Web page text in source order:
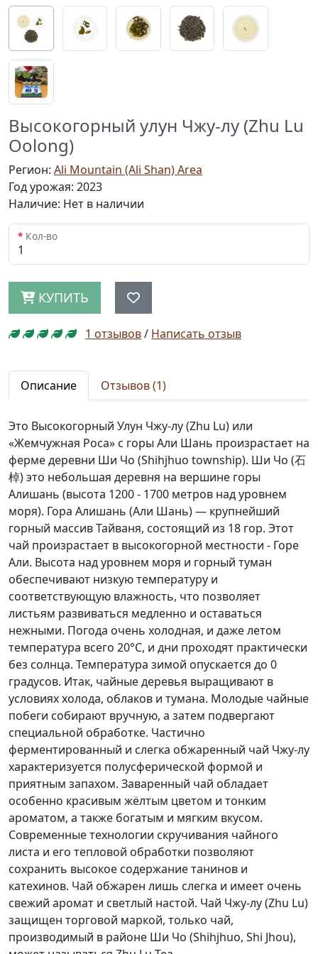
Высокогорный улун Чжу-лу (Zhu Lu
Oolong)
Регион: Ali Mountain (Ali Shan) Area
Год урожая: 2023
Наличие: Нет в наличии
Кол-во
КУПИТЬ
1 отзывов/ Написать отзыв
Описание Отзывов (1)
Это Высокогорный Улун Чжу-лу (Zhu Lu) или
«Жемчужная Роса» с горы Али Шань произрастает на
ферме деревни Ши Чо (Shihjhuo township). Ши Чо (石
棹) это небольшая деревня на вершине горы
Алишань (высота 1200 - 1700 метров над уровнем
моря). Гора Алишань (Али Шань) — крупнейший
горный массив Тайваня, состоящий из 18 гор. Этот
чай произрастает в высокогорной местности - Горе
Али. Высота над уровнем моря и горный туман
обеспечивают низкую температуру и
соответствующую влажность, что позволяет
листьям развиваться медленно и оставаться
нежными. Погода очень холодная, и даже летом
температура всего 20°C, и дни проходят практически
без солнца. Температура зимой опускается до 0
градусов. Итак, чайные деревья выращивают в
условиях холода, облаков и тумана. Молодые чайные
побеги собирают вручную, а затем подвергают
специальной обработке. Частично
ферментированный и слегка обжаренный чай Чжу-лу
характеризуется полусферической формой и
приятным запахом. Заваренный чай обладает
особенно красивым жёлтым цветом и тонким
ароматом, а также богатым и мягким вкусом.
Современные технологии скручивания чайного
листа и его тепловой обработки позволяют
сохранить высокое содержание танинов и
катехинов. Чай обжарен лишь слегка и имеет очень
свежий аромат и светлый настой. Чай Чжу-лу (Zhu Lu)
защищен торговой маркой, только чай,
производимый в районе Ши Чо (Shihjhuo, Shi Jhou),